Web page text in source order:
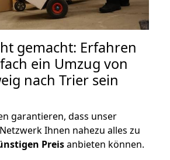
gemacht: Erfahren
ein Umzug von
nach Trier sein
garantieren, dass unser
Ihnen nahezu alles zu
Preisanbieten können.